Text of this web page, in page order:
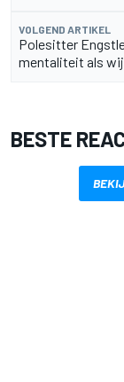
VOLGEND ARTIKEL
Polesitter
mentaliteit als
BESTE